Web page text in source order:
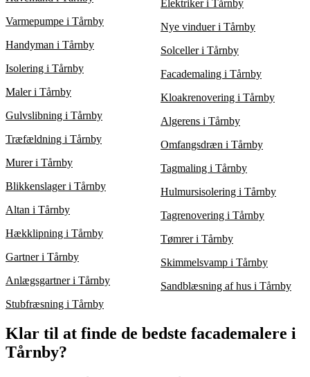
Varmepumpe i Tårnby
Handyman i Tårnby
Isolering i Tårnby
Maler i Tårnby
Gulvslibning i Tårnby
Træfældning i Tårnby
Murer i Tårnby
Blikkenslager i Tårnby
Altan i Tårnby
Hækklipning i Tårnby
Gartner i Tårnby
Anlægsgartner i Tårnby
Stubfræsning i Tårnby
Elektriker i Tårnby
Nye vinduer i Tårnby
Solceller i Tårnby
Facademaling i Tårnby
Kloakrenovering i Tårnby
Algerens i Tårnby
Omfangsdræn i Tårnby
Tagmaling i Tårnby
Hulmursisolering i Tårnby
Tagrenovering i Tårnby
Tømrer i Tårnby
Skimmelsvamp i Tårnby
Sandblæsning af hus i Tårnby
Klar til at finde de bedste facademalere i
Tårnby?